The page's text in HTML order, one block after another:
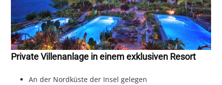
Private Villenanlage in einem exklusiven Resort
An der Nordküste der Insel gelegen